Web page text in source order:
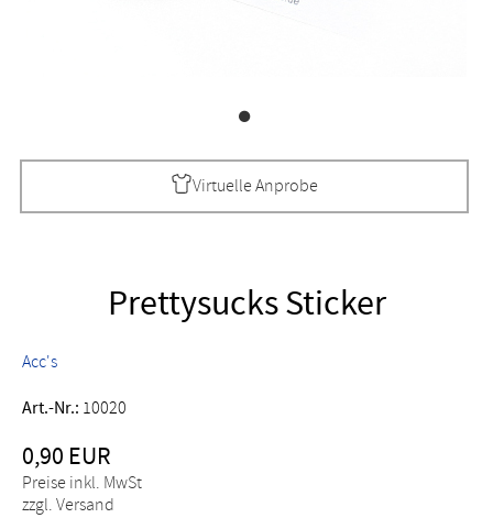
Virtuelle Anprobe
Prettysucks Sticker
Acc's
Art.-Nr.: 10020
0,90 EUR
Preise inkl. MwSt
zzgl. Versand